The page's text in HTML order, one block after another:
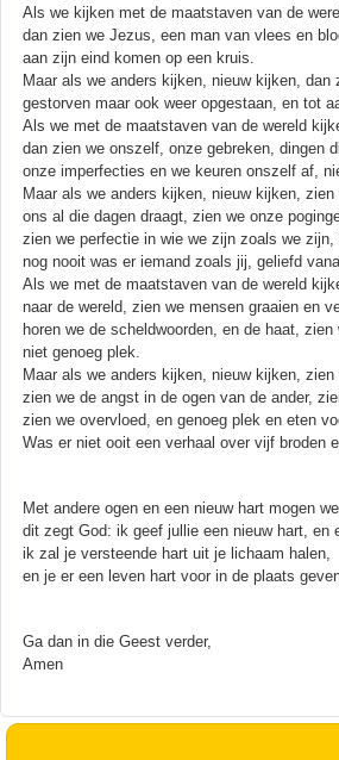
Als we kijken met de maatstaven van de
dan zien we Jezus, een man van vlees en
aan zijn eind komen op een kruis.
Maar als we anders kijken, nieuw kijken, dan
gestorven maar ook weer opgestaan, en tot
Als we met de maatstaven van de wereld
dan zien we onszelf, onze gebreken, dingen
onze imperfecties en we keuren onszelf af,
Maar als we anders kijken, nieuw kijken,
ons al die dagen draagt, zien we onze
zien we perfectie in wie we zijn zoals we zijn,
nog nooit was er iemand zoals jij, geliefd
Als we met de maatstaven van de wereld
naar de wereld, zien we mensen graaien en
horen we de scheldwoorden, en de haat,
niet genoeg plek.
Maar als we anders kijken, nieuw kijken,
zien we de angst in de ogen van de ander,
zien we overvloed, en genoeg plek en eten
Was er niet ooit een verhaal over vijf broden
Met andere ogen en een nieuw hart mogen
dit zegt God: ik geef jullie een nieuw hart, en
ik zal je versteende hart uit je lichaam halen,
en je er een leven hart voor in de plaats
Ga dan in die Geest verder,
Amen